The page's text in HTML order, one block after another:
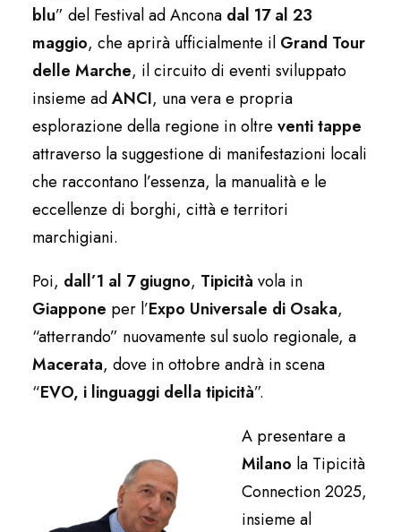
blu” del Festival ad Ancona dal 17 al 23
maggio, che aprirà ufficialmente il Grand Tour
delle Marche, il circuito di eventi sviluppato
insieme adANCI, una vera e propria
esplorazione della regione in oltre venti tappe
attraverso la suggestione di manifestazioni locali
che raccontano l’essenza, la manualità e le
eccellenze di borghi, città e territori
marchigiani.
Poi, dall’1 al 7 giugno, Tipicità vola in
Giappone per l’Expo Universale di Osaka,
“atterrando” nuovamente sul suolo regionale, a
Macerata, dove in ottobre andrà in scena
“EVO, i linguaggi della tipicità”.
A presentare a
Milano la Tipicità
Connection 2025,
insieme al